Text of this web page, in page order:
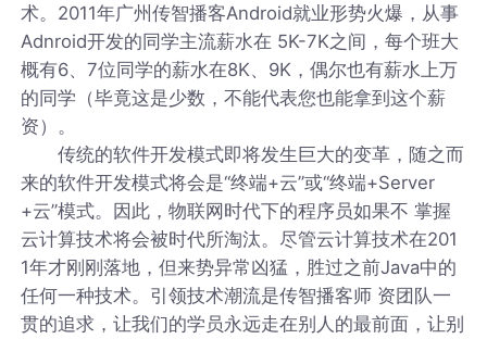
术。2011年广州传智播客Android就业形势火爆，从事
Adnroid开发的同学主流薪水在 5K-7K之间，每个班大
概有6、7位同学的薪水在8K、9K，偶尔也有薪水上万
的同学（毕竟这是少数，不能代表您也能拿到这个薪
资）。
传统的软件开发模式即将发生巨大的变革，随之而
来的软件开发模式将会是“终端+云”或“终端+Server
+云”模式。因此，物联网时代下的程序员如果不 掌握
云计算技术将会被时代所淘汰。尽管云计算技术在201
1年才刚刚落地，但来势异常凶猛，胜过之前Java中的
任何一种技术。引领技术潮流是传智播客师 资团队一
贯的追求，让我们的学员永远走在别人的最前面，让别